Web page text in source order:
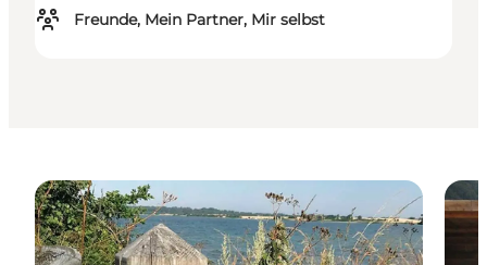
Freunde, Mein Partner, Mir selbst